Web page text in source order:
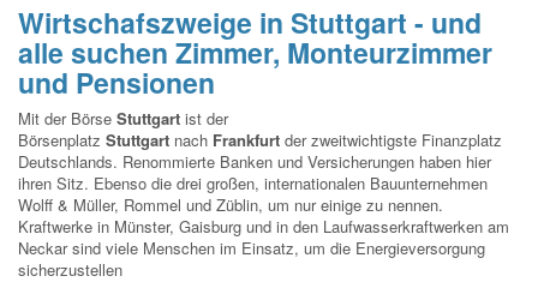
Wirtschafszweige in Stuttgart - und
alle suchen Zimmer, Monteurzimmer
und Pensionen
Mit der Börse Stuttgart ist der
Börsenplatz Stuttgart nach Frankfurt der zweitwichtigste Finanzplatz
Deutschlands. Renommierte Banken und Versicherungen haben hier
ihren Sitz. Ebenso die drei großen, internationalen Bauunternehmen
Wolff & Müller, Rommel und Züblin, um nur einige zu nennen.
Kraftwerke in Münster, Gaisburg und in den Laufwasserkraftwerken am
Neckar sind viele Menschen im Einsatz, um die Energieversorgung
sicherzustellen